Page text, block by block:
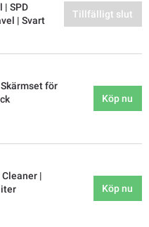
| SPD
| Svart
Tillfälligt slut
för
Köp nu
|
Köp nu